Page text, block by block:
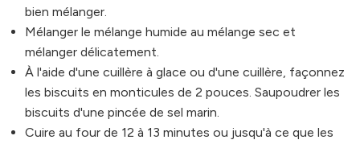
bien mélanger.
Mélanger le mélange humide au mélange sec et
mélanger délicatement.
À l'aide d'une cuillère à glace ou d'une cuillère, façonnez
les biscuits en monticules de 2 pouces. Saupoudrer les
biscuits d'une pincée de sel marin.
Cuire au four de 12 à 13 minutes ou jusqu'à ce que les